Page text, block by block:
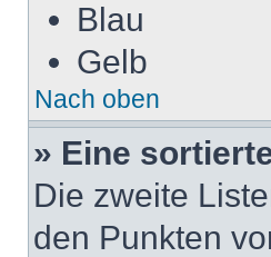
Blau
Gelb
Nach oben
» Eine
Die zweite
den Punkten